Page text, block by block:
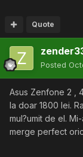
Quote
Posted
Asus Zenfone 2 ,
la doar 1800 lei.
mul?umit de el.
merge perfect